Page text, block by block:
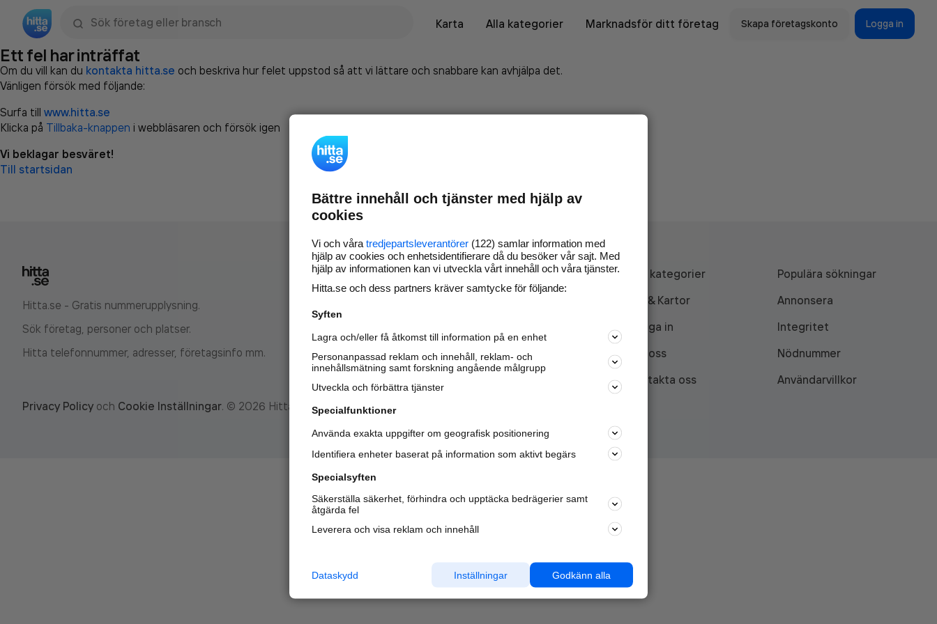
Karta
Alla kategorier Marknadsför ditt företag Skapa företagskonto Logga in
Ett fel har inträffat
Om du vill kan du kontakta hitta.se och beskriva hur felet uppstod så att vi lättare och snabbare kan avhjälpa det.
Vänligen försök med följande:
Surfa till www.hitta.se
Klicka på Tillbaka-knappen i webbläsaren och försök igen
Vi beklagar besväret!
Till startsidan
Hitta.se - Gratis nummerupplysning.
Sök företag, personer och platser.
Hitta telefonnummer, adresser, företagsinfo mm.
Marknadsför företaget på
nya kunder och
samarbetspartners nära dig.
Läs mer här
Alla kategorier
Populära sökningar
API & Kartor
Annonsera
Logga in
Integritet
Om oss
Nödnummer
Kontakta oss
Användarvillkor
Privacy Policy och Cookie Inställningar. © 2026 Hitta.se
Bättre innehåll och tjänster med hjälp av
cookies
Vi och våra tredjepartsleverantörer (122) samlar information med
hjälp av cookies och enhetsidentifierare då du besöker vår sajt. Med
hjälp av informationen kan vi utveckla vårt innehåll och våra tjänster.
Hitta.se och dess partners kräver samtycke för följande:
Syften
Lagra och/eller få åtkomst till information på en enhet
Personanpassad reklam och innehåll, reklam- och
innehållsmätning samt forskning angående målgrupp
Utveckla och förbättra tjänster
Specialfunktioner
Använda exakta uppgifter om geografisk positionering
Identifiera enheter baserat på information som aktivt begärs
Specialsyften
Säkerställa säkerhet, förhindra och upptäcka bedrägerier samt
åtgärda fel
Leverera och visa reklam och innehåll
Godkänn alla
Inställningar
Dataskydd